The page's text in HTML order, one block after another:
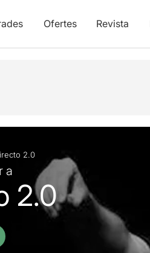
Ofertes Revista
Fotos i vídeos
2.0
a
2.0